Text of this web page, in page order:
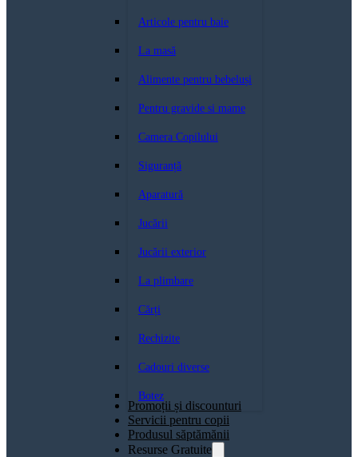
Articole pentru baie
La masă
Alimente pentru bebeluși
Pentru gravide si mame
Camera Copilului
Siguranță
Aparatură
Jucării
Jucării exterior
La plimbare
Cărți
Rechizite
Cadouri diverse
Botez
Promoții și discounturi
Servicii pentru copii
Produsul săptămănii
Resurse Gratuite